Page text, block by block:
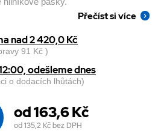
Přečíst si více
nad 2 420,0 Kč
91 Kč )
odešleme dnes
o dodacích lhůtách)
od 163,6 Kč
od 135,2 Kčbez DPH